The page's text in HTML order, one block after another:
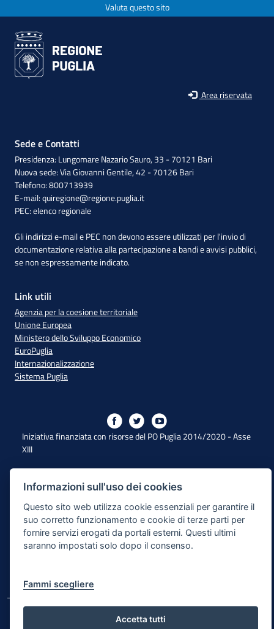
Valuta questo sito
Area riservata
Sede e Contatti
Presidenza: Lungomare Nazario Sauro, 33 - 70121 Bari
Nuova sede: Via Giovanni Gentile, 42 - 70126 Bari
Telefono: 800713939
E-mail:quiregione@regione.puglia.it
PEC:elenco regionale
Gli indirizzi e-mail e PEC non devono essere utilizzati per l'invio di
documentazione relativa alla partecipazione a bandi e avvisi pubblici,
se non espressamente indicato.
Link utili
Agenzia per la coesione territoriale
Unione Europea
Ministero dello Sviluppo Economico
EuroPuglia
Internazionalizzazione
Sistema Puglia
Iniziativa finanziata con risorse del PO Puglia 2014/2020 - Asse
XIII
Dichiarazione di Accessibilità
Note Legali
Cookie e Privacy
Mappa del sito
© Regione Puglia
Informazioni sull'uso dei cookies
Questo sito web utilizza cookie essenziali per garantire il
suo corretto funzionamento e cookie di terze parti per
fornire servizi erogati da portali esterni. Questi ultimi
saranno impostati solo dopo il consenso.
Fammi scegliere
Accetta tutti